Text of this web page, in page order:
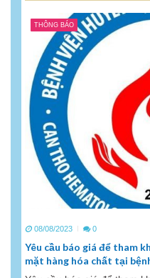
THÔNG BÁO
08/08/2023 0
Yêu cầu báo giá để tham
mặt hàng hóa chất tại